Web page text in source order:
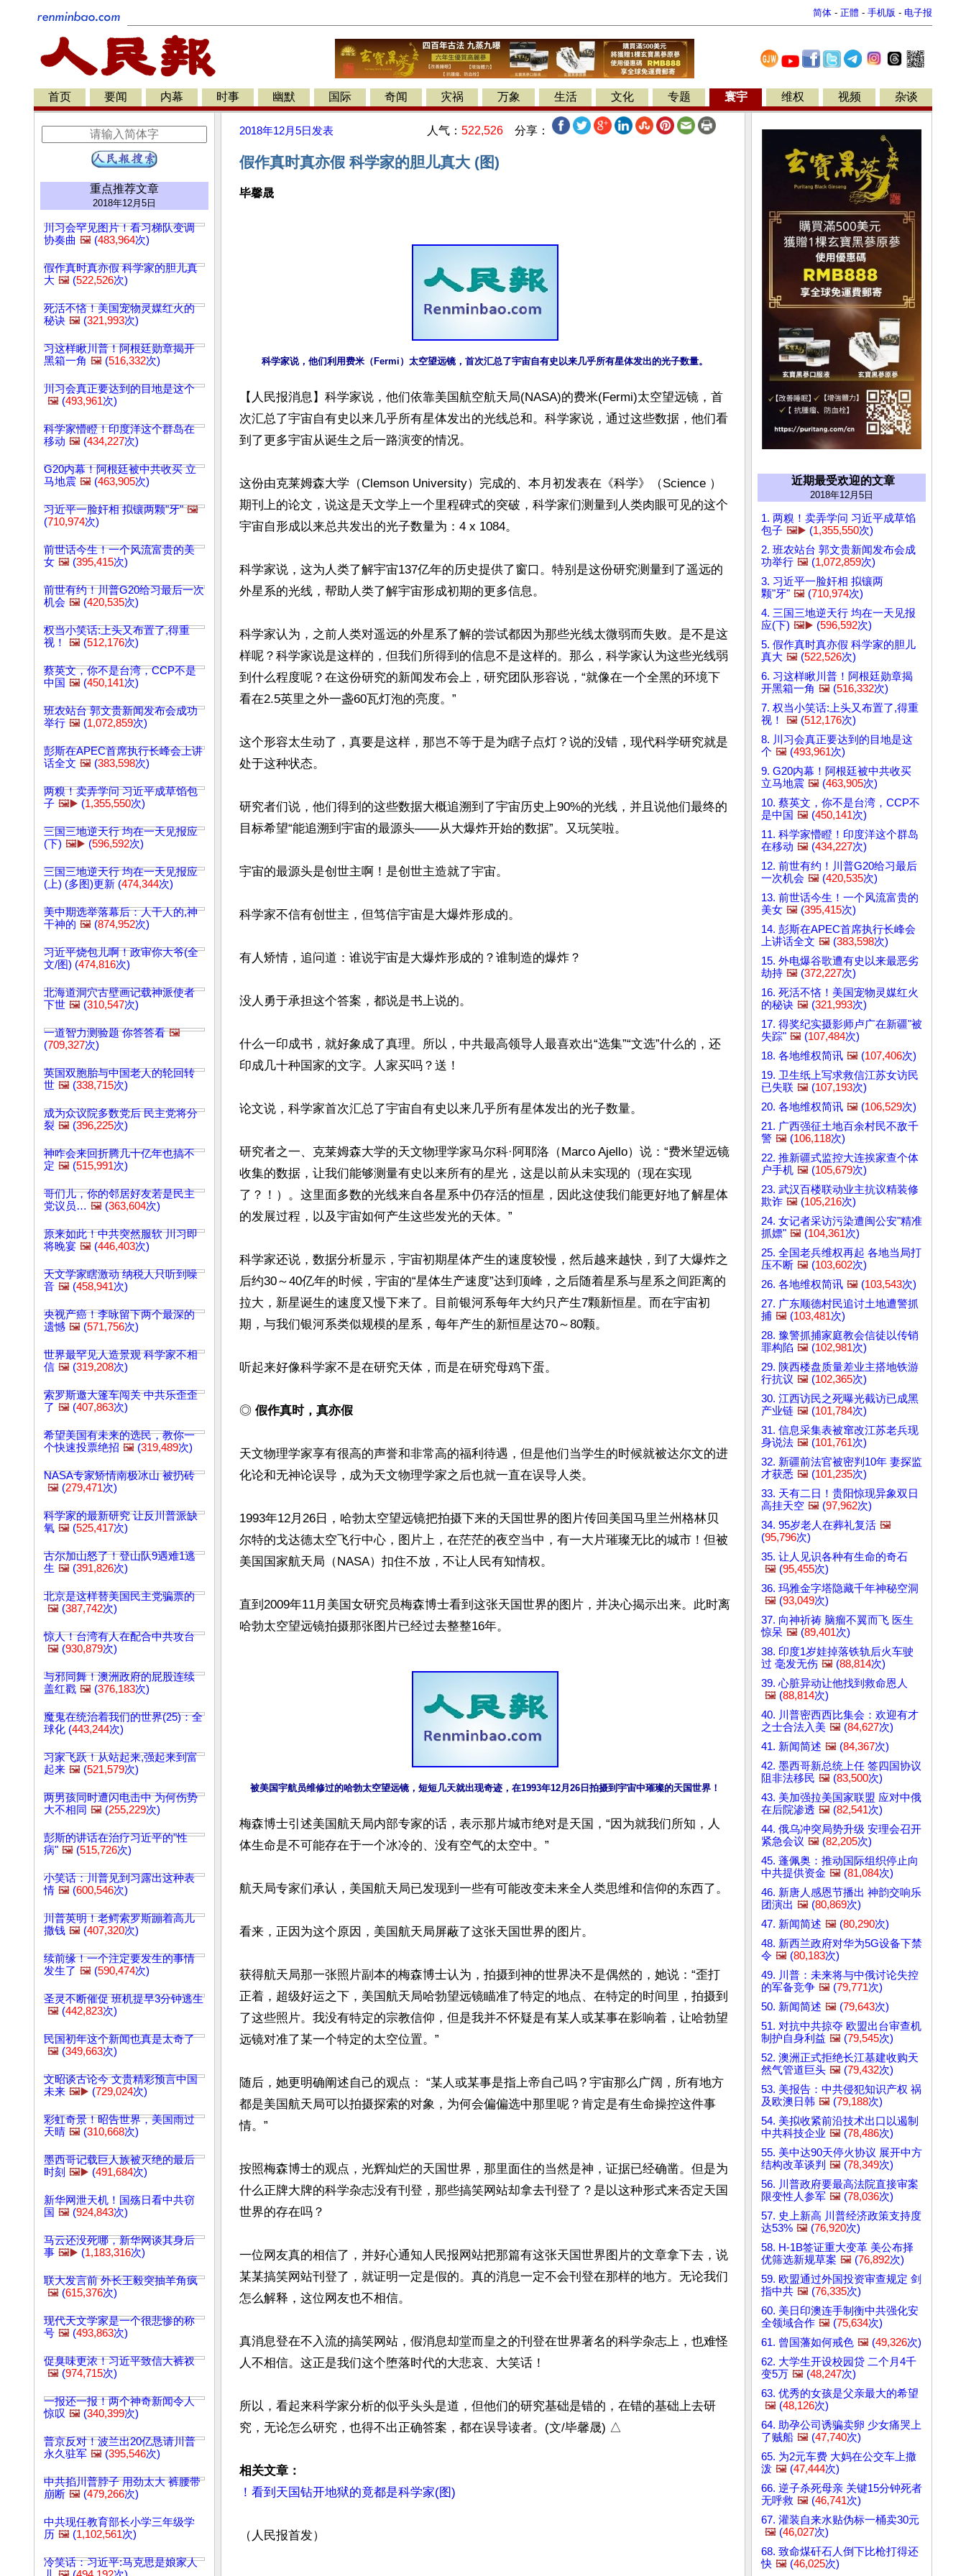
简体 - 正體 - 手机版 - 电子报
首页 要闻 内幕 时事 幽默 国际 奇闻 灾祸 万象 生活 文化 专题 寰宇 维权 视频 杂谈
重点推荐文章
2018年12月5日
川习会罕见图片！看习梯队变调
协奏曲 🖼️ (483,964次)
假作真时真亦假 科学家的胆儿真
大 🖼️ (522,526次)
死活不悋！美国宠物灵媒红火的
秘诀 🖼️ (321,993次)
习这样瞅川普！阿根廷勋章揭开
黑箱一角 🖼️ (516,332次)
川习会真正要达到的目地是这个
🖼️ (493,961次)
科学家懵瞪！印度洋这个群岛在
移动 🖼️ (434,227次)
G20内幕！阿根廷被中共收买 立
马地震 🖼️ (463,905次)
习近平一脸奸相 拟镶两颗"牙" 🖼️
(710,974次)
前世话今生！一个风流富贵的美
女 🖼️ (395,415次)
前世有约！川普G20给习最后一次
机会 🖼️ (420,535次)
权当小笑话:上头又布置了,得重
视！
🖼️ (512,176次)
蔡英文，你不是台湾，CCP不是
中国 🖼️ (450,141次)
班农站台 郭文贵新闻发布会成功
举行 🖼️ (1,072,859次)
彭斯在APEC首席执行长峰会上讲
话全文 🖼️ (383,598次)
两糗！卖弄学问 习近平成草馅包
子 🖼️▶️ (1,355,550次)
三国三地逆天行 均在一天见报应
(下) 🖼️▶️ (596,592次)
三国三地逆天行 均在一天见报应
(上) (多图)更新 (474,344次)
美中期选举落幕后：人干人的,神
干神的 🖼️ (874,952次)
习近平烧包儿啊！政审你大爷(全
文/图) (474,816次)
北海道洞穴古壁画记载神派使者
下世 🖼️ (310,547次)
一道智力测验题 你答答看 🖼️
(709,327次)
英国双胞胎与中国老人的轮回转
世 🖼️ (338,715次)
成为众议院多数党后 民主党将分
裂 🖼️ (396,225次)
神咋会来回折腾几十亿年也搞不
定 🖼️ (515,991次)
哥们儿，你的邻居好友若是民主
党议员… 🖼️ (363,604次)
原来如此！中共突然服软 川习即
将晚宴 🖼️ (446,403次)
天文学家瞎激动 纳税人只听到噪
音 🖼️ (458,941次)
央视产癌！李咏留下两个最深的
遗憾 🖼️ (571,756次)
世界最罕见人造景观 科学家不相
信 🖼️ (319,208次)
索罗斯邀大篷车闯关 中共乐歪歪
了 🖼️ (407,863次)
希望美国有未来的选民，教你一
个快速投票绝招 🖼️ (319,489次)
NASA专家矫情南极冰山 被扔砖
🖼️ (279,471次)
科学家的最新研究 让反川普派缺
氧 🖼️ (525,417次)
古尔加山怒了！登山队9遇难1逃
生 🖼️ (391,826次)
北京是这样替美国民主党骗票的
🖼️ (387,742次)
惊人！台湾有人在配合中共攻台
🖼️ (930,879次)
与邪同舞！澳洲政府的屁股连续
盖红戳 🖼️ (376,183次)
魔鬼在统治着我们的世界(25)：全
球化 (443,244次)
习家飞跃！从站起来,强起来到富
起来 🖼️ (521,579次)
两男孩同时遭闪电击中 为何伤势
大不相同 🖼️ (255,229次)
彭斯的讲话在治疗习近平的"性
病" 🖼️ (515,726次)
小笑话：川普见到习露出这种表
情 🖼️ (600,546次)
川普英明！老鳄索罗斯蹦着高儿
撒钱 🖼️ (407,320次)
续前缘！一个注定要发生的事情
发生了 🖼️ (590,474次)
圣灵不断催促 班机提早3分钟逃生
🖼️ (442,823次)
民国初年这个新闻也真是太奇了
🖼️ (349,663次)
文昭谈古论今 文贵精彩预言中国
未来 🖼️▶️ (729,024次)
彩虹奇景！昭告世界，美国雨过
天晴 🖼️ (310,668次)
墨西哥记载巨人族被灭绝的最后
时刻 🖼️▶️ (491,684次)
新华网泄天机！国殇日看中共窃
国 🖼️ (924,843次)
马云还没死哪，新华网谈其身后
事 🖼️▶️ (1,183,316次)
联大发言前 外长王毅突抽羊角疯
🖼️ (615,376次)
现代天文学家是一个很悲惨的称
号 🖼️ (493,863次)
促臭味更浓！习近平致信大裤衩
🖼️ (974,715次)
一报还一报！两个神奇新闻令人
惊叹 🖼️ (340,399次)
普京反对！波兰出20亿恳请川普
永久驻军 🖼️ (395,546次)
中共掐川普脖子 用劲太大 裤腰带
崩断 🖼️ (479,266次)
中共现任教育部长小学三年级学
历 🖼️ (1,102,561次)
冷笑话：习近平:马克思是娘家人
2018年12月5日 发表 人气： 522,526 分享：
假作真时真亦假 科学家的胆儿真大 (图)
毕馨晟
科学家说，他们利用费米（Fermi）太空望远镜，首次汇总了宇宙自有史以来几乎所有星体发出的光子数量。
【人民报消息】科学家说，他们依靠美国航空航天局(NASA)的费米(Fermi)太空望远镜，首
次汇总了宇宙自有史以来几乎所有星体发出的光线总和。科学家说，通过这些数据，他们看
到了更多宇宙从诞生之后一路演变的情况。
这份由克莱姆森大学（Clemson University）完成的、本月初发表在《科学》（Science ）
期刊上的论文，说这是天文学上一个里程碑式的突破，科学家们测量到人类肉眼可见的这个
宇宙自形成以来总共发出的光子数量为：4 x 1084。
科学家说，这为人类了解宇宙137亿年的历史提供了窗口。特别是这份研究测量到了遥远的
外星系的光线，帮助人类了解宇宙形成初期的更多信息。
科学家认为，之前人类对遥远的外星系了解的尝试都因为那些光线太微弱而失败。是不是这
样呢？科学家说是这样的，但我们所得到的信息不是这样的。那么，科学家认为这些光线弱
到什么程度呢？在这份研究的新闻发布会上，研究团队形容说，“就像在一个全黑的环境下
看在2.5英里之外一盏60瓦灯泡的亮度。”
这个形容太生动了，真要是这样，那岂不等于是为瞎子点灯？说的没错，现代科学研究就是
处于这种状态。
研究者们说，他们得到的这些数据大概追溯到了宇宙历史上90%的光线，并且说他们最终的
目标希望“能追溯到宇宙的最源头——从大爆炸开始的数据”。又玩笑啦。
宇宙的最源头是创世主啊！是创世主造就了宇宙。
科学家不信有创世主，但笃信宇宙是大爆炸形成的。
有人矫情，追问道：谁说宇宙是大爆炸形成的？谁制造的爆炸？
没人勇于承担这个答案，都说是书上说的。
什么一印成书，就好象成了真理。所以，中共最高领导人最喜欢出“选集”“文选”什么的，还
印成几十种国家的文字。人家买吗？送！
论文说，科学家首次汇总了宇宙自有史以来几乎所有星体发出的光子数量。
研究者之一、克莱姆森大学的天文物理学家马尔科·阿耶洛（Marco Ajello）说：“费米望远镜
收集的数据，让我们能够测量有史以来所有的星光，这是以前从未实现的（现在实现
了？！）。这里面多数的光线来自各星系中仍存活的恒星，因此这使我们能更好地了解星体
的发展过程，以及宇宙如何产生这些发光的天体。”
科学家还说，数据分析显示，宇宙初期星体产生的速度较慢，然后越来越快，到了大爆炸之
后约30～40亿年的时候，宇宙的“星体生产速度”达到顶峰，之后随着星系与星系之间距离的
拉大，新星诞生的速度又慢下来了。目前银河系每年大约只产生7颗新恒星。而在宇宙初
期，与我们银河系类似规模的星系，每年产生的新恒星达70～80颗。
听起来好像科学家不是在研究天体，而是在研究母鸡下蛋。
◎ 假作真时，真亦假
天文物理学家享有很高的声誉和非常高的福利待遇，但是他们当学生的时候就被达尔文的进
化论和无神论误导，成为天文物理学家之后也就一直在误导人类。
1993年12月26日，哈勃太空望远镜把拍摄下来的天国世界的图片传回美国马里兰州格林贝
尔特的戈达德太空飞行中心，图片上，在茫茫的夜空当中，有一大片璀璨无比的城市！但被
美国国家航天局（NASA）扣住不放，不让人民有知情权。
直到2009年11月美国女研究员梅森博士看到这张天国世界的图片，并决心揭示出来。此时离
被美国宇航员维修过的哈勃太空望远镜，短短几天就出现奇迹，在1993年12月26日拍摄到宇宙中璀璨的天国世界！
梅森博士引述美国航天局内部专家的话，表示那片城市绝对是天国，“因为就我们所知，人
体生命是不可能存在于一个冰冷的、没有空气的太空中。”
航天局专家们承认，美国航天局已发现到一些有可能改变未来全人类思维和信仰的东西了。
看来，正因为这个原因，美国航天局屏蔽了这张天国世界的图片。
获得航天局那一张照片副本的梅森博士认为，拍摄到神的世界决不是偶然的，她说：“歪打
正着，超级好运之下，美国航天局哈勃望远镜瞄准了特定的地点、在特定的时间里，拍摄到
了这些照片。我没有特定的宗教信仰，但是我并不怀疑是有某人或某事在影响着，让哈勃望
远镜对准了某一个特定的太空位置。”
随后，她更明确阐述自己的观点： “某人或某事是指上帝自己吗？宇宙那么广阔，所有地方
都是美国航天局可以拍摄探索的对象，为何会偏偏选中那里呢？肯定是有生命操控这件事
情。”
按照梅森博士的观点，光辉灿烂的天国世界，那里面住的当然是神，证据已经确凿。但是为
什么正牌大牌的科学杂志没有刊登，那些搞笑网站却拿去刊登了？是以这种形式来否定天国
世界的存在吗？
一位网友真的相信了，并好心通知人民报网站把那篇有这张天国世界图片的文章拿下去，说
某某搞笑网站刊登了，就证明一定是假的。真的消息一定不会刊登在那样的地方。无论我们
怎么解释，这位网友也不相信。
真消息登在不入流的搞笑网站，假消息却堂而皇之的刊登在世界著名的科学杂志上，也难怪
人不相信。这正是我们这个堕落时代的大悲哀、大笑话！
所以，看起来科学家分析的似乎头头是道，但他们的研究基础是错的，在错的基础上去研
究，无论怎么研究，也得不出正确答案，都在误导读者。(文/毕馨晟) △
相关文章：
！看到天国钻开地狱的竟都是科学家(图)
（人民报首发）
近期最受欢迎的文章
2018年12月5日
1. 两糗！卖弄学问 习近平成草馅
包子 🖼️▶️ (1,355,550次)
2. 班农站台 郭文贵新闻发布会成
功举行 🖼️ (1,072,859次)
3. 习近平一脸奸相 拟镶两
颗"牙" 🖼️ (710,974次)
4. 三国三地逆天行 均在一天见报
应(下) 🖼️▶️ (596,592次)
5. 假作真时真亦假 科学家的胆儿
真大 🖼️ (522,526次)
6. 习这样瞅川普！阿根廷勋章揭
开黑箱一角 🖼️ (516,332次)
7. 权当小笑话:上头又布置了,得重
视！
🖼️ (512,176次)
8. 川习会真正要达到的目地是这
个 🖼️ (493,961次)
9. G20内幕！阿根廷被中共收买
立马地震 🖼️ (463,905次)
10. 蔡英文，你不是台湾，CCP不
是中国 🖼️ (450,141次)
11. 科学家懵瞪！印度洋这个群岛
在移动 🖼️ (434,227次)
12. 前世有约！川普G20给习最后
一次机会 🖼️ (420,535次)
13. 前世话今生！一个风流富贵的
美女 🖼️ (395,415次)
14. 彭斯在APEC首席执行长峰会
上讲话全文 🖼️ (383,598次)
15. 外电爆谷歌遭有史以来最恶劣
劫持 🖼️ (372,227次)
16. 死活不悋！美国宠物灵媒红火
的秘诀 🖼️ (321,993次)
17. 得奖纪实摄影师卢广在新疆"被
失踪" 🖼️ (107,484次)
18. 各地维权简讯 🖼️ (107,406次)
19. 卫生纸上写求救信江苏女访民
已失联 🖼️ (107,193次)
20. 各地维权简讯 🖼️ (106,529次)
21. 广西强征土地百余村民不敌千
警 🖼️ (106,118次)
22. 推新疆式监控大连挨家查个体
户手机 🖼️ (105,679次)
23. 武汉百楼联动业主抗议精装修
欺诈 🖼️ (105,216次)
24. 女记者采访污染遭闽公安"精准
抓嫖" 🖼️ (104,361次)
25. 全国老兵维权再起 各地当局打
压不断 🖼️ (103,602次)
26. 各地维权简讯 🖼️ (103,543次)
27. 广东顺德村民追讨土地遭警抓
捕 🖼️ (103,481次)
28. 豫警抓捕家庭教会信徒以传销
罪构陷 🖼️ (102,981次)
29. 陕西楼盘质量差业主搭地铁游
行抗议 🖼️ (102,365次)
30. 江西访民之死曝光截访已成黑
产业链 🖼️ (101,784次)
31. 信息采集表被窜改江苏老兵现
身说法 🖼️ (101,761次)
32. 新疆前法官被密判10年 妻探监
才获悉 🖼️ (101,235次)
33. 天有二日！贵阳惊现异象双日
高挂天空 🖼️ (97,962次)
34. 95岁老人在葬礼复活 🖼️
(95,796次)
35. 让人见识各种有生命的奇石
🖼️ (95,455次)
36. 玛雅金字塔隐藏千年神秘空洞
🖼️ (93,049次)
37. 向神祈祷 脑瘤不翼而飞 医生
惊呆 🖼️ (89,401次)
38. 印度1岁娃掉落铁轨后火车驶
过 毫发无伤 🖼️ (88,814次)
39. 心脏异动让他找到救命恩人
🖼️ (88,814次)
40. 川普密西西比集会：欢迎有才
之士合法入美 🖼️ (84,627次)
41. 新闻简述 🖼️ (84,367次)
42. 墨西哥新总统上任 签四国协议
阻非法移民 🖼️ (83,500次)
43. 美加强拉美国家联盟 应对中俄
在后院渗透 🖼️ (82,541次)
44. 俄乌冲突局势升级 安理会召开
紧急会议 🖼️ (82,205次)
45. 蓬佩奥：推动国际组织停止向
中共提供资金 🖼️ (81,084次)
46. 新唐人感恩节播出 神韵交响乐
团演出 🖼️ (80,869次)
47. 新闻简述 🖼️ (80,290次)
48. 新西兰政府对华为5G设备下禁
令 🖼️ (80,183次)
49. 川普：未来将与中俄讨论失控
的军备竞争 🖼️ (79,771次)
50. 新闻简述 🖼️ (79,643次)
51. 对抗中共掠夺 欧盟出台审查机
制护自身利益 🖼️ (79,545次)
52. 澳洲正式拒绝长江基建收购天
然气管道巨头 🖼️ (79,432次)
53. 美报告：中共侵犯知识产权 祸
及欧澳日韩 🖼️ (79,188次)
54. 美拟收紧前沿技术出口以遏制
中共科技企业 🖼️ (78,486次)
55. 美中达90天停火协议 展开中方
结构改革谈判 🖼️ (78,349次)
56. 川普政府要最高法院直接审案
限变性人参军 🖼️ (78,036次)
57. 史上新高 川普经济政策支持度
达53% 🖼️ (76,920次)
58. H-1B签证重大变革 美公布择
优筛选新规草案 🖼️ (76,892次)
59. 欧盟通过外国投资审查规定 剑
指中共 🖼️ (76,335次)
60. 美日印澳连手制衡中共强化安
全领域合作 🖼️ (75,634次)
61. 曾国藩如何戒色 🖼️ (49,326次)
62. 大学生开设校园贷 二个月4千
变5万 🖼️ (48,247次)
63. 优秀的女孩是父亲最大的希望
🖼️ (48,126次)
64. 助孕公司诱骗卖卵 少女痛哭上
了贼船 🖼️ (47,740次)
65. 为2元车费 大妈在公交车上撒
泼 🖼️ (47,444次)
66. 逆子杀死母亲 关键15分钟死者
无呼救 🖼️ (46,741次)
67. 灌装自来水贴伪标一桶卖30元
🖼️ (46,027次)
68. 致命煤矸石人倒下比枪打得还
快 🖼️ (46,025次)